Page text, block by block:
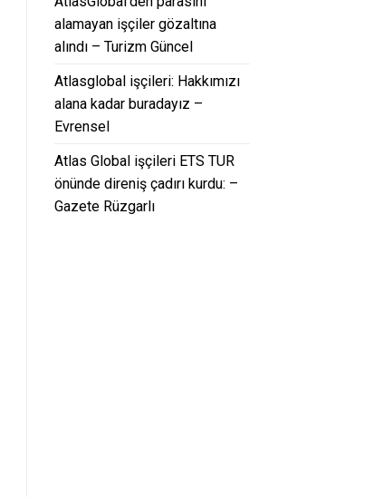
alamayan işçiler gözaltına
alındı – Turizm Güncel
Atlasglobal işçileri: Hakkımızı
alana kadar buradayız –
Evrensel
Atlas Global işçileri ETS TUR
önünde direniş çadırı kurdu: –
Gazete Rüzgarlı